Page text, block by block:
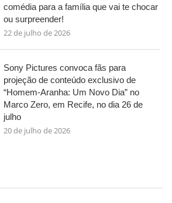
comédia para a família que vai te chocar
ou surpreender!
22 de julho de 2026
Sony Pictures convoca fãs para
projeção de conteúdo exclusivo de
“Homem-Aranha: Um Novo Dia” no
Marco Zero, em Recife, no dia 26 de
julho
20 de julho de 2026